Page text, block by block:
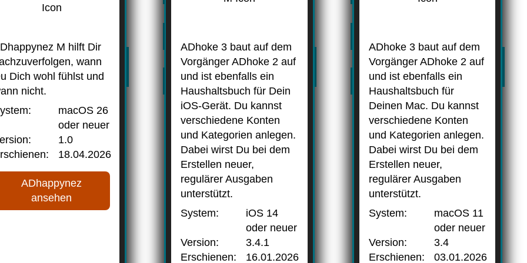
M hilft Dir
wann
Dich wohl fühlst und
nicht.
macOS 26
oder neuer
1.0
18.04.2026
ADhappynez
ansehen
ADhoke 3 baut auf dem
Vorgänger ADhoke 2 auf
und ist ebenfalls ein
Haushaltsbuch für Dein
iOS-Gerät. Du kannst
verschiedene Konten
und Kategorien anlegen.
Dabei wirst Du bei dem
Erstellen neuer,
regulärer Ausgaben
unterstützt.
System:
iOS 14
oder neuer
Version:
3.4.1
Erschienen:
16.01.2026
ADhoke 3 baut auf dem
Vorgänger ADhoke 2 auf
und ist ebenfalls ein
Haushaltsbuch für
Deinen Mac. Du kannst
verschiedene Konten
und Kategorien anlegen.
Dabei wirst Du bei dem
Erstellen neuer,
regulärer Ausgaben
unterstützt.
System:
macOS 11
oder neuer
Version:
3.4
Erschienen:
03.01.2026